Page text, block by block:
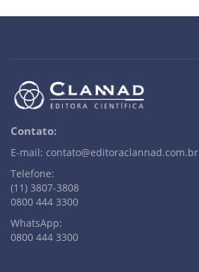
Contato:
E-mail: contato@editoraclannad.com.br
Telefone:
(11) 3807-3808
0800 444 3300
WhatsApp:
0800 444 3300